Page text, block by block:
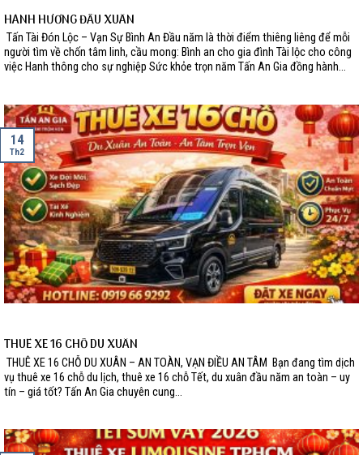
HÀNH HƯƠNG ĐẦU XUÂN
Tấn Tài Đón Lộc – Vạn Sự Bình An Đầu năm là thời điểm thiêng liêng để mỗi
người tìm về chốn tâm linh, cầu mong: Bình an cho gia đình Tài lộc cho công
việc Hanh thông cho sự nghiệp Sức khỏe trọn năm Tấn An Gia đồng hành...
THUÊ XE 16 CHỖ DU XUÂN
THUÊ XE 16 CHỖ DU XUÂN – AN TOÀN, VẠN ĐIỀU AN TÂM Bạn đang tìm dịch
vụ thuê xe 16 chỗ du lịch, thuê xe 16 chỗ Tết, du xuân đầu năm an toàn – uy
tín – giá tốt? Tấn An Gia chuyên cung...
14
Th2